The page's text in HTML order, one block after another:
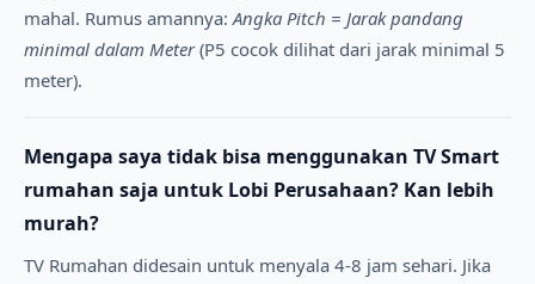
mahal. Rumus amannya: Angka Pitch = Jarak pandang
minimal dalam Meter(P5 cocok dilihat dari jarak minimal 5
meter).
Mengapa saya tidak bisa menggunakan TV Smart
rumahan saja untuk Lobi Perusahaan? Kan lebih
murah?
TV Rumahan didesain untuk menyala 4-8 jam sehari. Jika